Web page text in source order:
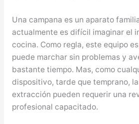
Una campana es un aparato
actualmente es difícil imaginar el
cocina. Como regla, este equipo
puede marchar sin problemas y
bastante tiempo. Mas, como
dispositivo, tarde que temprano,
extracción pueden requerir una
profesional capacitado.